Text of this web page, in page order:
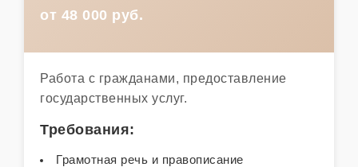
от 48 000 руб.
Работа с гражданами, предоставление
государственных услуг.
Требования:
Грамотная речь и правописание